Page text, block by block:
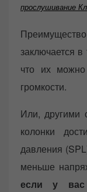
прослушивание
заключается в
что их можно
громкости.
Или, другими
колонки
давления
меньше
если у вас